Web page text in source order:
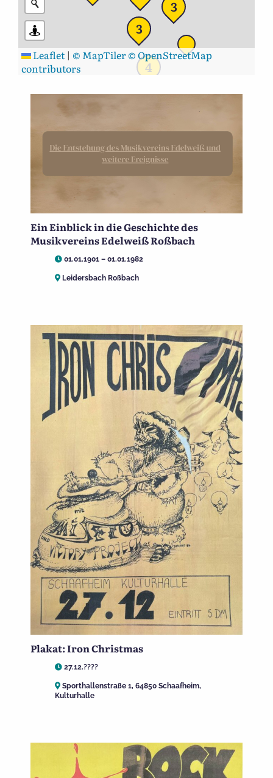
3
4
3
Leaflet | © MapTiler© OpenStreetMap
contributors
Ein Einblick in die Geschichte des
Musikvereins Edelweiß Roßbach
01.01.1901 – 01.01.1982
Leidersbach Roßbach
Plakat: Iron Christmas
27.12.????
Sporthallenstraße 1, 64850 Schaafheim,
Kulturhalle